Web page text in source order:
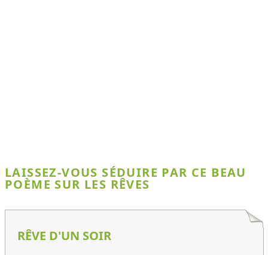
LAISSEZ-VOUS SÉDUIRE PAR CE BEAU
POÈME SUR LES RÊVES
RÊVE D'UN SOIR